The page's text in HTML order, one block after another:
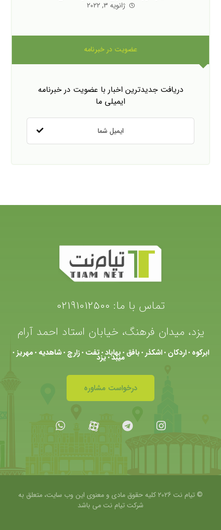
ژانویه ۳, ۲۰۲۲
عضویت در خبرنامه
دریافت جدیدترین اخبار با عضویت در خبرنامه
ایمیلی ما
تماس با ما: 02191012500
یزد، میدان فرهنگ، خیابان استاد احمد آرام
ابرکوه •اردکان •اشکذر •بافق •بهاباد •تفت •زارچ •شاهدیه •مهریز • میبد•یزد
درخواست مشاوره
© تیام نت 2026 کلیه حقوق مادی و معنوی این وب سایت، متعلق به
شرکتتیام نت می باشد